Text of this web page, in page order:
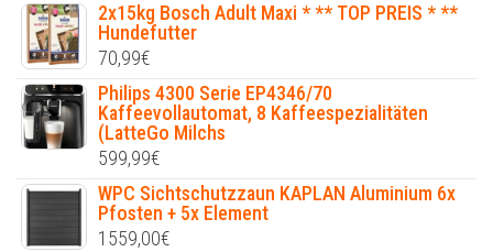
2x15kg Bosch Adult Maxi * ** TOP PREIS * **
Hundefutter
70,99€
Philips 4300 Serie EP4346/70
Kaffeevollautomat, 8 Kaffeespezialitäten
(LatteGo Milchs
599,99€
WPC Sichtschutzzaun KAPLAN Aluminium 6x
Pfosten + 5x Element
1559,00€